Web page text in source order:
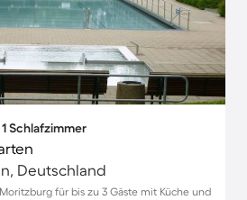
1 Schlafzimmer
Deutschland
für bis zu 3 Gäste mit Küche und